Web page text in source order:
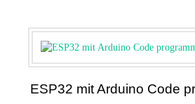
ESP32 mit Arduino Code